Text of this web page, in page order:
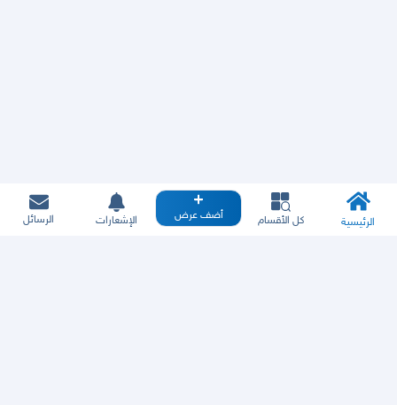
الرئيسية كل الأقسام أضف عرض الإشعارات الرسائل